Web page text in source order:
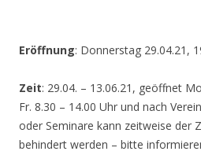
Eröffnung: Donnerstag 29.04.21,
Zeit: 29.04. – 13.06.21, geöffnet
Fr. 8.30 – 14.00 Uhr und nach
oder Seminare kann zeitweise der
behindert werden – bitte